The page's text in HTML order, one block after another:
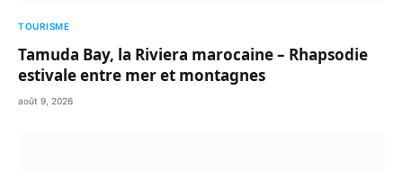
TOURISME
Tamuda Bay, la Riviera marocaine – Rhapsodie
estivale entre mer et montagnes
août 9, 2026